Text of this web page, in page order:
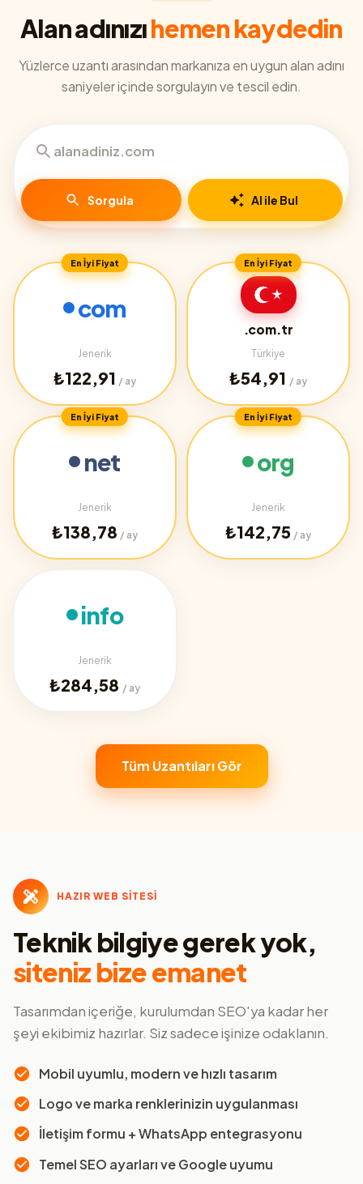
Alan adınızıhemen kaydedin
Yüzlerce uzantı arasından markanıza en uygun alan adını
saniyeler içinde sorgulayın ve tescil edin.
Sorgula AI ile Bul
En İyi Fiyat
com
Jenerik
₺122,91 / ay
En İyi Fiyat
.com.tr
Türkiye
₺54,91 / ay
En İyi Fiyat
net
Jenerik
₺138,78 / ay
En İyi Fiyat
org
Jenerik
₺142,75 / ay
info
Jenerik
₺284,58 / ay
Tüm Uzantıları Gör
HAZIR WEB SİTESİ
Teknik bilgiye gerek yok,
siteniz bize emanet
Tasarımdan içeriğe, kurulumdan SEO'ya kadar her
şeyi ekibimiz hazırlar. Siz sadece işinize odaklanın.
Mobil uyumlu, modern ve hızlı tasarım
Logo ve marka renklerinizin uygulanması
İletişim formu + WhatsApp entegrasyonu
Temel SEO ayarları ve Google uyumu